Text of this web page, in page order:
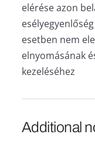
elérése azon
esetben nem
elnyomásának
kezeléséhez
Additional